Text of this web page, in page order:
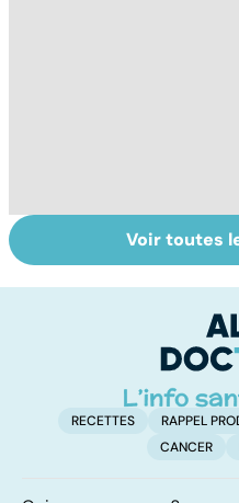
Post-partum : un
bouleversement
Voir toutes
RECETTES RAPPEL
CANCER